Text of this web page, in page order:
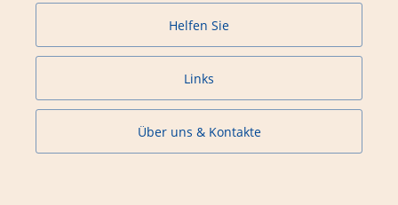
Helfen Sie
Links
Über uns & Kontakte